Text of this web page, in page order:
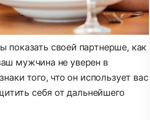
своей партнерше, как
мужчина не уверен в
того, что он использует вас
себя от дальнейшего